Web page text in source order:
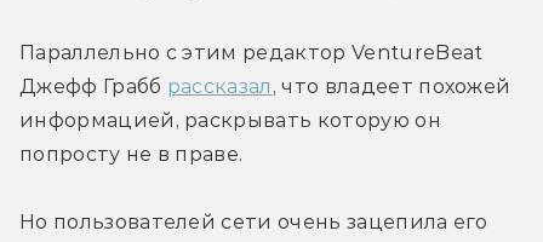
Параллельно с этим редактор VentureBeat
Джефф Грабб рассказал , что владеет похожей
информацией, раскрывать которую он
попросту не в праве.
Но пользователей сети очень зацепила его